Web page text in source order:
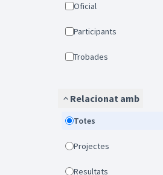
Oficial
Participants
Trobades
Relacionat amb
Totes
Projectes
Resultats